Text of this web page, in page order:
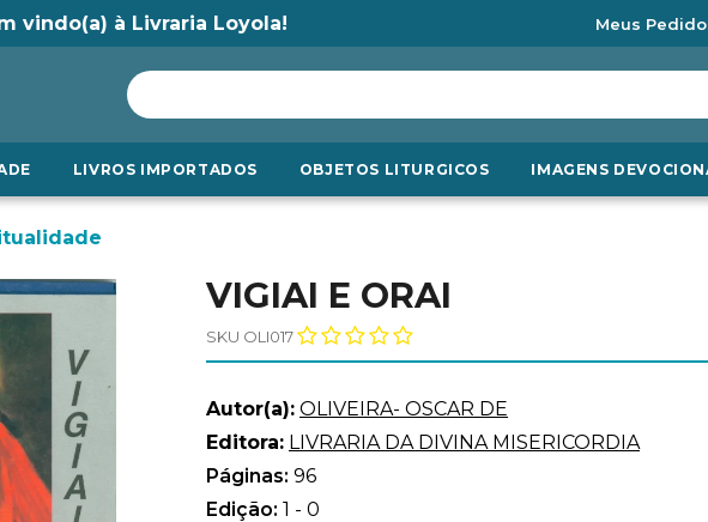
vindo(a) à Livraria Loyola! Meus
LIVROS IMPORTADOS OBJETOS LITURGICOS IMAGENS
VIGIAI E ORAI
SKU OLI017
Autor(a): OLIVEIRA- OSCAR DE
Editora: LIVRARIA DA DIVINA MISERICORDIA
Páginas: 96
Edição: 1 - 0